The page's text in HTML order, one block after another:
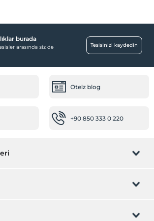
odalar
burada
arasında siz de
Tesisinizi kaydedin
Otelz blog
+90 850 333 0 220